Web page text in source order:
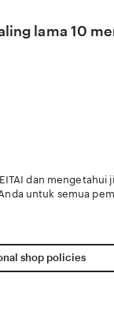
update,
lama 10
dan mengetahui
untuk semua
shop policies